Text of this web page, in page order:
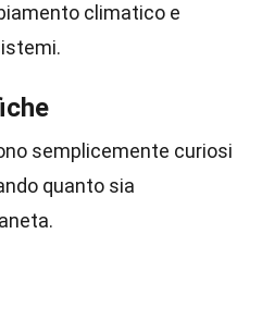
climatico e
semplicemente curiosi
quanto sia